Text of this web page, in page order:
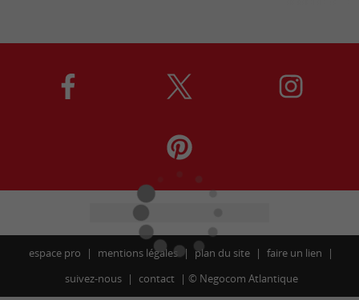
espace pro mentions légales plan du site
faire un lien
suivez-nous
contact © Negocom Atlantique